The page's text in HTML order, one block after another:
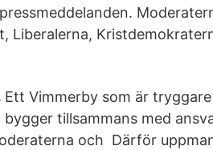
Liberalerna,
Ett Vimmerby som är
bygger tillsammans med
och Därför